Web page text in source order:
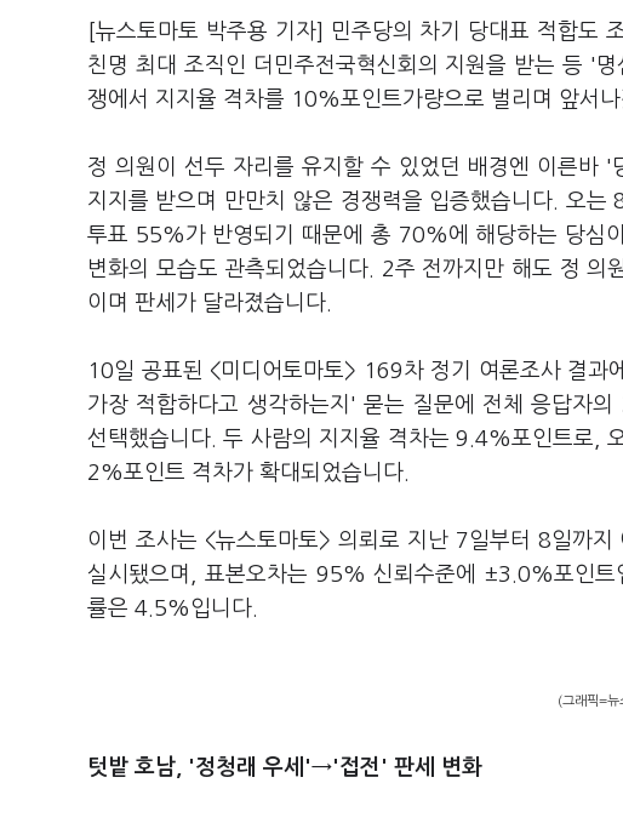
[뉴스토마토 박주용 기자] 민주당의 차기 당대표 적합도
친명 최대 조직인 더민주전국혁신회의 지원을 받는 등 '
쟁에서 지지율 격차를 10%포인트가량으로 벌리며 앞서나
정 의원이 선두 자리를 유지할 수 있었던 배경엔 이른바
지지를 받으며 만만치 않은 경쟁력을 입증했습니다. 오
투표 55%가 반영되기 때문에 총 70%에 해당하는 당심
변화의 모습도 관측되었습니다. 2주 전까지만 해도 정
이며 판세가 달라졌습니다.
10일 공표된 <미디어토마토> 169차 정기 여론조사 결
가장 적합하다고 생각하는지' 묻는 질문에 전체 응답자
선택했습니다. 두 사람의 지지율 격차는 9.4%포인트로,
2%포인트 격차가 확대되었습니다.
이번 조사는 <뉴스토마토> 의뢰로 지난 7일부터 8일까
실시됐으며, 표본오차는 95% 신뢰수준에 ±3.0%포인
률은 4.5%입니다.
(그래픽=뉴
텃밭 호남, '정청래 우세'→'접전' 판세 변화